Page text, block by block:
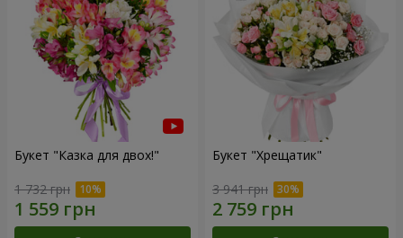
Букет "Казка для двох!"
1 732 грн
Букет "Хрещатик"
3 941 грн